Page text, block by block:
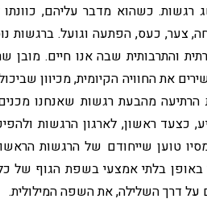
כשהוא מדבר עליהם, כוונתו
צער, כעס, הפתעה וגועל. ברגשות
והתרבותית שבה אנו חיים.
את החוויה הקיומית, מכיוון
הרתיעה מהבעת רגשות שאנחנו
כצעד ראשון, לארגון הרגשות
טוען שייחודם של הרגשות
בלתי אמצעי בשפת הגוף של
דרך השלילה, את השפה המילולית.